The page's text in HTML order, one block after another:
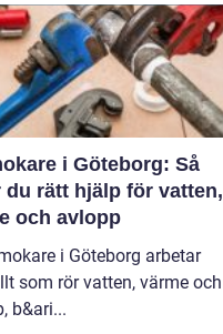
i Göteborg: Så
du rätt hjälp för vatten,
och avlopp
i Göteborg arbetar
som rör vatten, värme och
b&ari...